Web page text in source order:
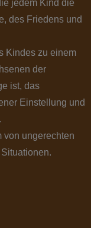
jedem Kind die
des Friedens und
Kindes zu einem
der
ist, das
Einstellung und
von ungerechten